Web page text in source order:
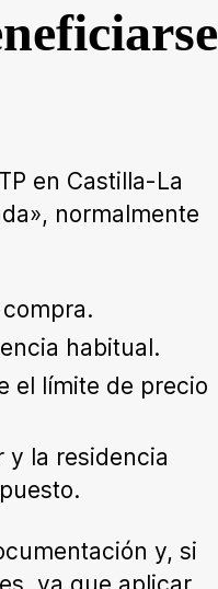
en Castilla-La
normalmente
habitual.
el límite de precio
y la residencia
y, si